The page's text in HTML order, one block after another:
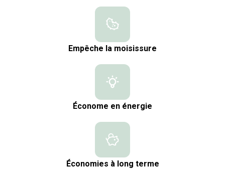
Empêche la moisissure
Économe en énergie
Économies à long terme